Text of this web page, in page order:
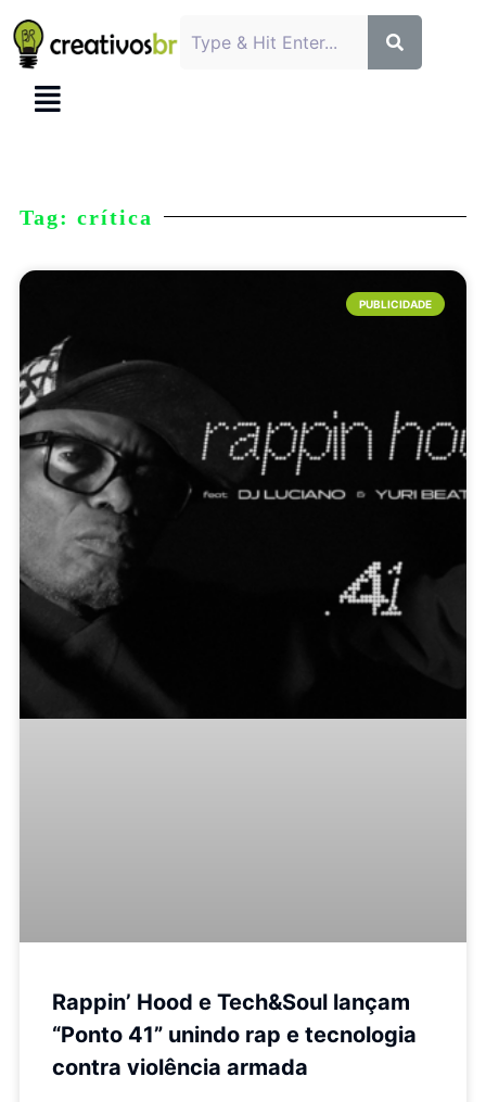
Tag: crítica
PUBLICIDADE
Rappin’ Hood e Tech&Soul lançam
“Ponto 41” unindo rap e tecnologia
contra violência armada